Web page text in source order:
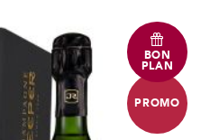
BON
PLAN
PROMO